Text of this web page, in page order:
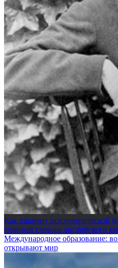
Как пациент психиатрической
главный словарь английского
Международное образование:
открывают мир